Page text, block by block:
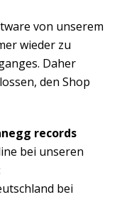
von unserem
wieder zu
Daher
den Shop
records
bei unseren
bei